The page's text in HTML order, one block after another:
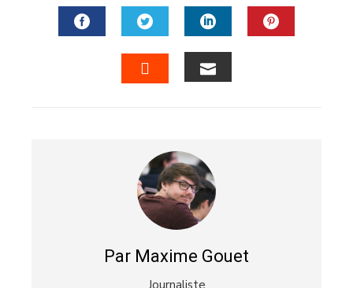
FACEBOOKTWITTERLINKEDIN
Par Maxime Gouet
Journaliste